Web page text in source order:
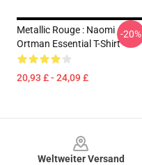
Metallic Rouge : Naomi
Ortman Essential T-Shirt
20,93 £ - 24,09 £
-20%
Weltweiter Versand